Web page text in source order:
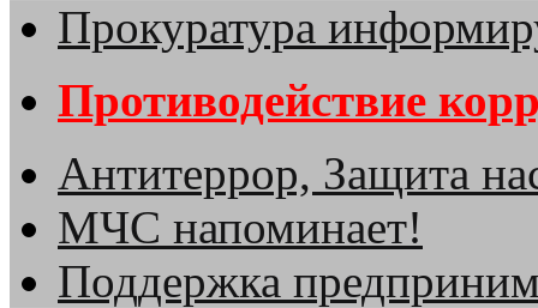
Прокуратура
Противодействие
Антитеррор, Защита
МЧС напоминает!
Поддержка